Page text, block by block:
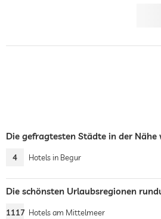
Die gefragtesten Städte in der Nähe
4 Hotels in Begur
Die schönsten Urlaubsregionen
1117 Hotels am Mittelmeer